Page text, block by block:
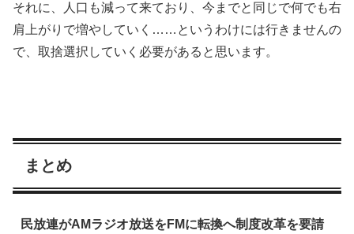
それに、人口も減って来ており、今までと同じで何でも右
肩上がりで増やしていく……というわけには行きませんの
で、取捨選択していく必要があると思います。
まとめ
民放連がAMラジオ放送をFMに転換へ制度改革を要請